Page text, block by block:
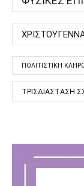
ΠΟΛΙΤΙΣΤΙΚΉ
ΤΡΙΣΔΙΆΣΤΑΣΗ